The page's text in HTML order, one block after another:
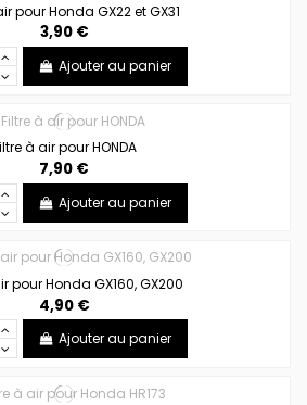
pour Honda GX22 et GX31
3,90 €
Ajouter au panier
à air pour HONDA
7,90 €
Ajouter au panier
pour Honda GX160, GX200
4,90 €
Ajouter au panier